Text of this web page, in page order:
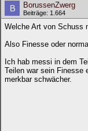
BorussenZwerg
Beiträge: 1.664
Welche Art von Schuss
Also Finesse oder
Ich hab messi in dem
Teilen war sein Finesse
merkbar schwächer.